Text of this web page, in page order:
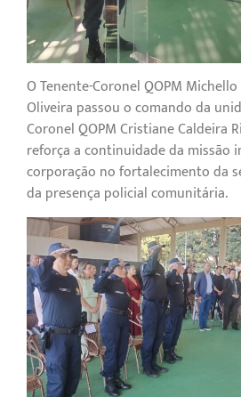
O Tenente-Coronel QOPM
Oliveira passou o comando da
Coronel QOPM Cristiane Caldeira
reforça a continuidade da missão
corporação no fortalecimento da
da presença policial comunitária.